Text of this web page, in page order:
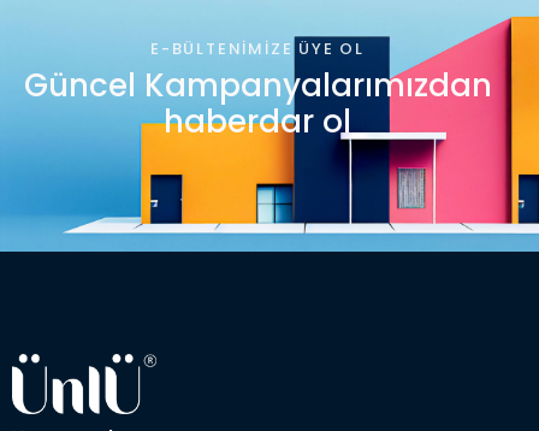
E-BÜLTENIMIZE ÜYE OL
Güncel Kampanyalarımızdan
haberdar ol